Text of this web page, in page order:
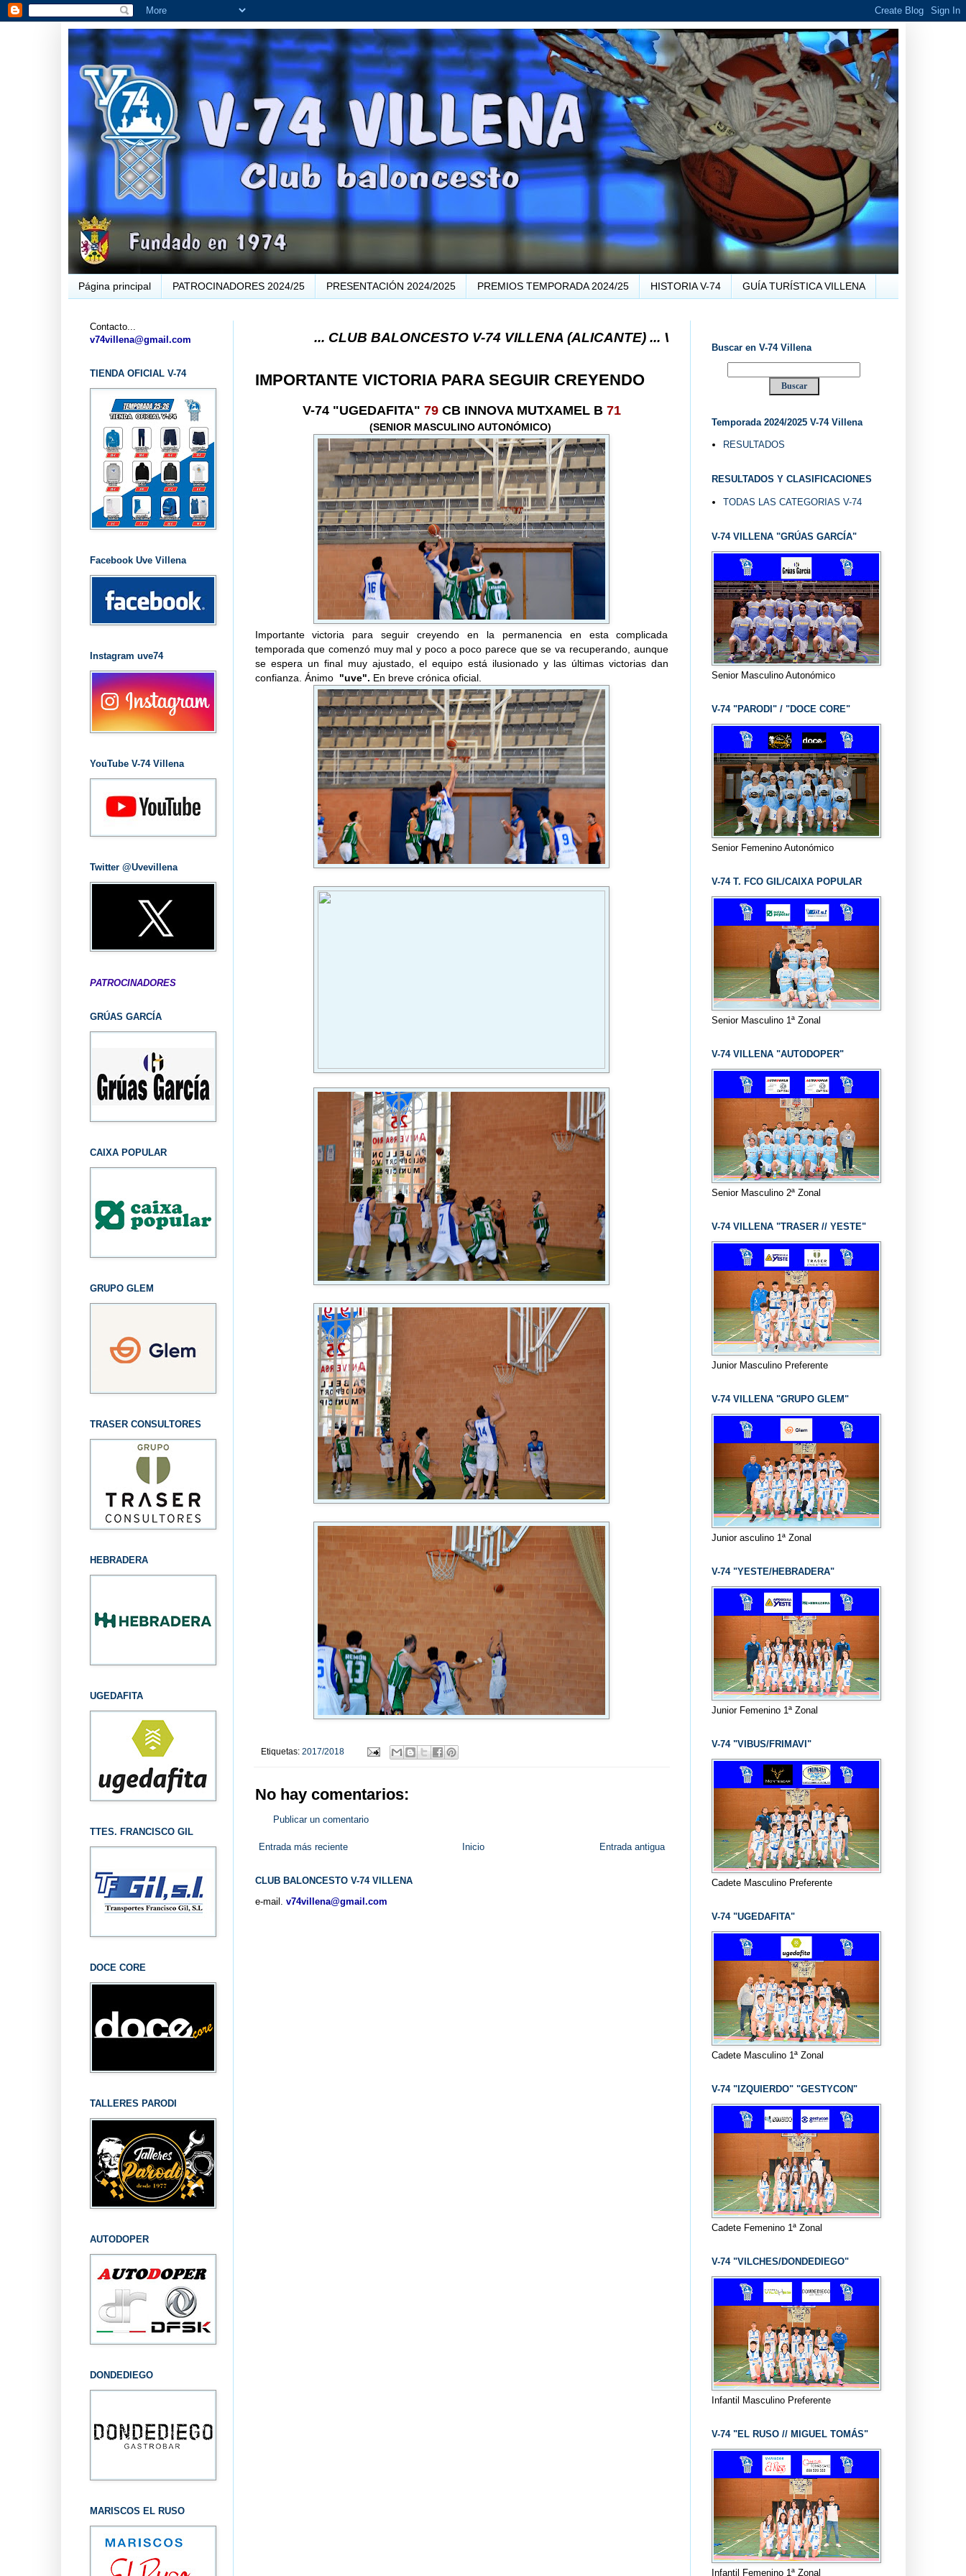
Página principal PATROCINADORES 2024/25 PRESENTACIÓN 2024/2025 PREMIOS TEMPORADA 2024/25 HISTORIA V-74 GUÍA TURÍSTICA VILLENA
... CLUB BALONCESTO V-74 VILLENA (ALICANTE) ... V-74 VILLENA DESDE 1.974 ... EL "UVE" ...
IMPORTANTE VICTORIA PARA SEGUIR CREYENDO
V-74 "UGEDAFITA" 79CB INNOVA MUTXAMEL B 71
(SENIOR MASCULINO AUTONÓMICO)
Importante victoria para seguir creyendo en la permanencia en esta complicada
temporada que comenzó muy mal y poco a poco parece que se va recuperando, aunque
se espera un final muy ajustado, el equipo está ilusionado y las últimas victorias dan
confianza. Ánimo"uve". En breve crónica oficial.
Etiquetas: 2017/2018
No hay comentarios:
Publicar un comentario
Entrada más reciente Entrada antigua
Inicio
CLUB BALONCESTO V-74 VILLENA
e-mail. v74villena@gmail.com
Contacto...
v74villena@gmail.com
TIENDA OFICIAL V-74
Facebook Uve Villena
Instagram uve74
YouTube V-74 Villena
Twitter @Uvevillena
PATROCINADORES
GRÚAS GARCÍA
CAIXA POPULAR
GRUPO GLEM
TRASER CONSULTORES
HEBRADERA
UGEDAFITA
TTES. FRANCISCO GIL
DOCE CORE
TALLERES PARODI
AUTODOPER
DONDEDIEGO
MARISCOS EL RUSO
Buscar en V-74 Villena
Temporada 2024/2025 V-74 Villena
RESULTADOS
RESULTADOS Y CLASIFICACIONES
TODAS LAS CATEGORIAS V-74
V-74 VILLENA "GRÚAS GARCÍA"
Senior Masculino Autonómico
V-74 "PARODI" / "DOCE CORE"
Senior Femenino Autonómico
V-74 T. FCO GIL/CAIXA POPULAR
Senior Masculino 1ª Zonal
V-74 VILLENA "AUTODOPER"
Senior Masculino 2ª Zonal
V-74 VILLENA "TRASER // YESTE"
Junior Masculino Preferente
V-74 VILLENA "GRUPO GLEM"
Junior asculino 1ª Zonal
V-74 "YESTE/HEBRADERA"
Junior Femenino 1ª Zonal
V-74 "VIBUS/FRIMAVI"
Cadete Masculino Preferente
V-74 "UGEDAFITA"
Cadete Masculino 1ª Zonal
V-74 "IZQUIERDO" "GESTYCON"
Cadete Femenino 1ª Zonal
V-74 "VILCHES/DONDEDIEGO"
Infantil Masculino Preferente
V-74 "EL RUSO // MIGUEL TOMÁS"
Infantil Femenino 1ª Zonal